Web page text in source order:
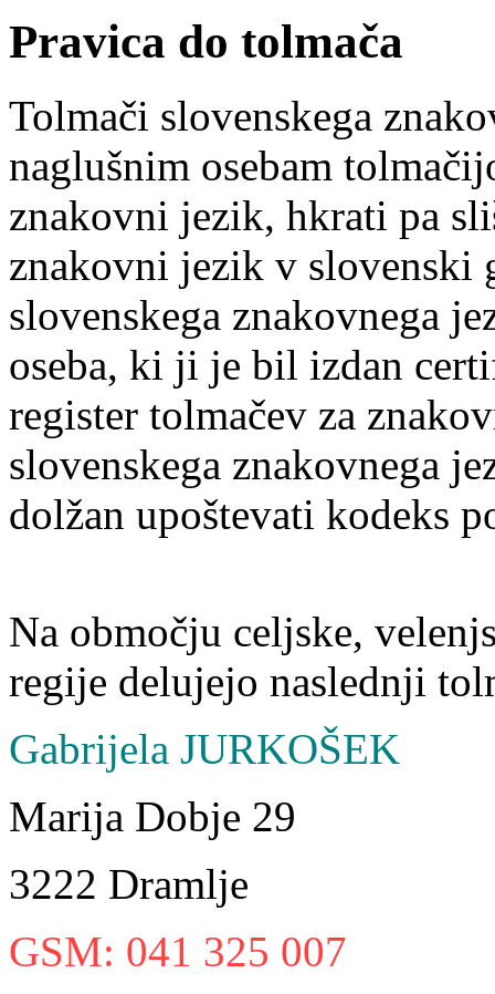
Pravica do tolmača
Tolmači slovenskega
naglušnim osebam
znakovni jezik, hkrati pa
znakovni jezik v slovenski
slovenskega znakovnega
oseba, ki ji je bil izdan
register tolmačev za
slovenskega znakovnega
dolžan upoštevati kodeks
Na območju celjske,
regije delujejo naslednji
Gabrijela JURKOŠEK
Marija Dobje 29
3222 Dramlje
GSM: 041 325 007